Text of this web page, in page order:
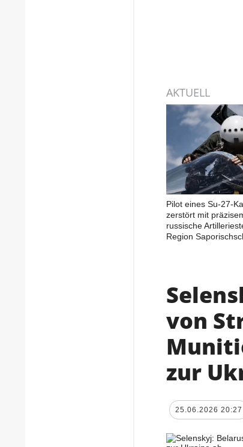
AKTUELL
Pilot eines Su-27-
zerstört mit
russische
Region
von
zur
25.06.2026 20:27